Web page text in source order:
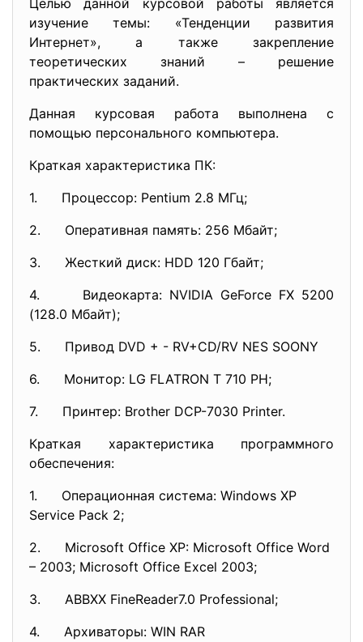
Целью данной курсовой работы является
изучение темы: «Тенденции развития
Интернет», а также закрепление
теоретических знаний – решение
практических заданий.
Данная курсовая работа выполнена с
помощью персонального компьютера.
Краткая характеристика ПК:
1. Процессор: Pentium 2.8 MГц;
2. Оперативная память: 256 Мбайт;
3. Жесткий диск: НDD 120 Гбайт;
4. Видеокарта: NVIDIA GeForce FX 5200
(128.0 Мбайт);
5. Привод DVD + - RV+CD/RV NES SOONY
6. Монитор: LG FLATRON T 710 PH;
7. Принтер: Brother DCP-7030 Printer.
Краткая характеристика программного
обеспечения:
1. Операционная система: Windows XP
Service Pack 2;
2. Microsoft Office XP: Microsoft Office Word
– 2003; Microsoft Office Excel 2003;
3. ABBXX FineReader7.0 Professional;
4. Архиваторы: WIN RAR